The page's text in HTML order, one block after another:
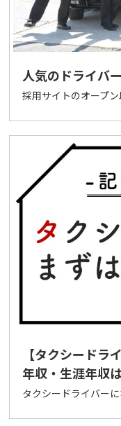
人気のドライバ
採用サイトのオープ
【タクシードラ
年収・生涯年収
タクシードライバー